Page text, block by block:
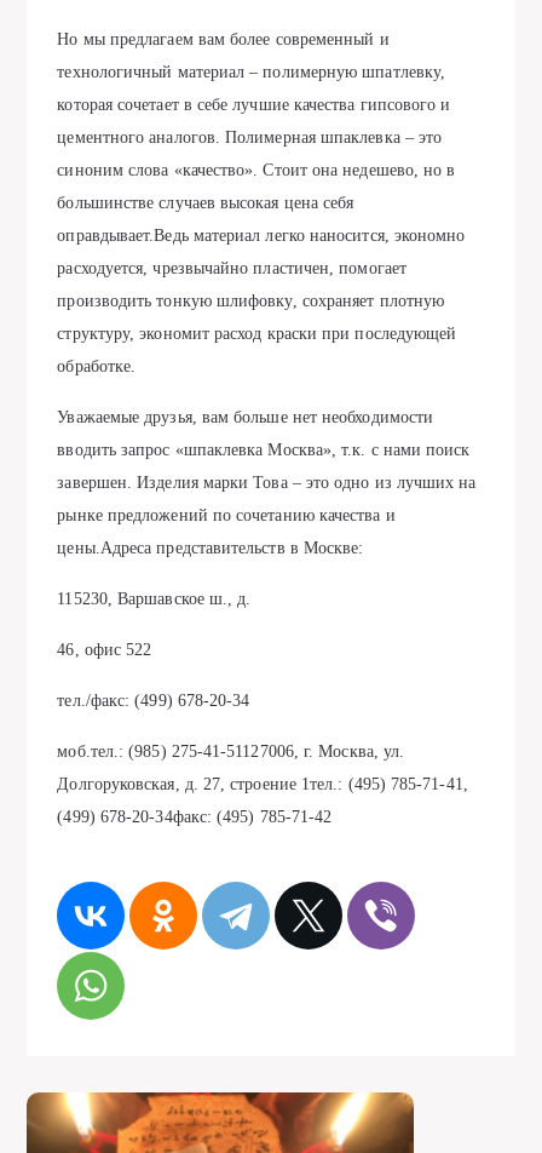
Но мы предлагаем вам более современный и
технологичный материал – полимерную шпатлевку,
которая сочетает в себе лучшие качества гипсового и
цементного аналогов. Полимерная шпаклевка – это
синоним слова «качество». Стоит она недешево, но в
большинстве случаев высокая цена себя
оправдывает.Ведь материал легко наносится, экономно
расходуется, чрезвычайно пластичен, помогает
производить тонкую шлифовку, сохраняет плотную
структуру, экономит расход краски при последующей
обработке.
Уважаемые друзья, вам больше нет необходимости
вводить запрос «шпаклевка Москва», т.к. с нами поиск
завершен. Изделия марки Това – это одно из лучших на
рынке предложений по сочетанию качества и
цены.Адреса представительств в Москве:
115230, Варшавское ш., д.
46, офис 522
тел./факс: (499) 678-20-34
моб.тел.: (985) 275-41-51127006, г. Москва, ул.
Долгоруковская, д. 27, строение 1тел.: (495) 785-71-41,
(499) 678-20-34факс: (495) 785-71-42